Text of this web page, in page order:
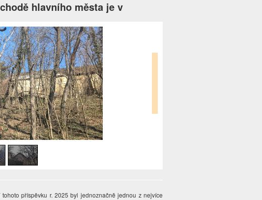
hlavního města je v
příspěvku r. 2025 byl jednoznačně jednou z nejvíce